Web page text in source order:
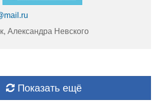
Александра Невского
Показать ещё